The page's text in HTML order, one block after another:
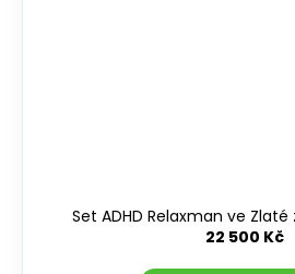
Set ADHD Relaxman ve
22 500 Kč